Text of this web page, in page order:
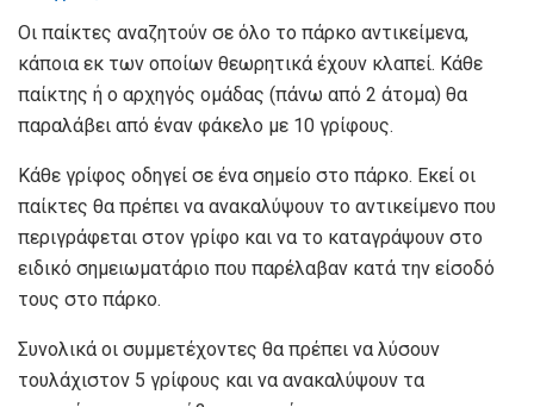
Οι παίκτες αναζητούν σε όλο το πάρκο αντικείμενα,
κάποια εκ των οποίων θεωρητικά έχουν κλαπεί. Κάθε
παίκτης ή ο αρχηγός ομάδας (πάνω από 2 άτομα) θα
παραλάβει από έναν φάκελο με 10 γρίφους.
Κάθε γρίφος οδηγεί σε ένα σημείο στο πάρκο. Εκεί οι
παίκτες θα πρέπει να ανακαλύψουν το αντικείμενο που
περιγράφεται στον γρίφο και να το καταγράψουν στο
ειδικό σημειωματάριο που παρέλαβαν κατά την είσοδό
τους στο πάρκο.
Συνολικά οι συμμετέχοντες θα πρέπει να λύσουν
τουλάχιστον 5 γρίφους και να ανακαλύψουν τα